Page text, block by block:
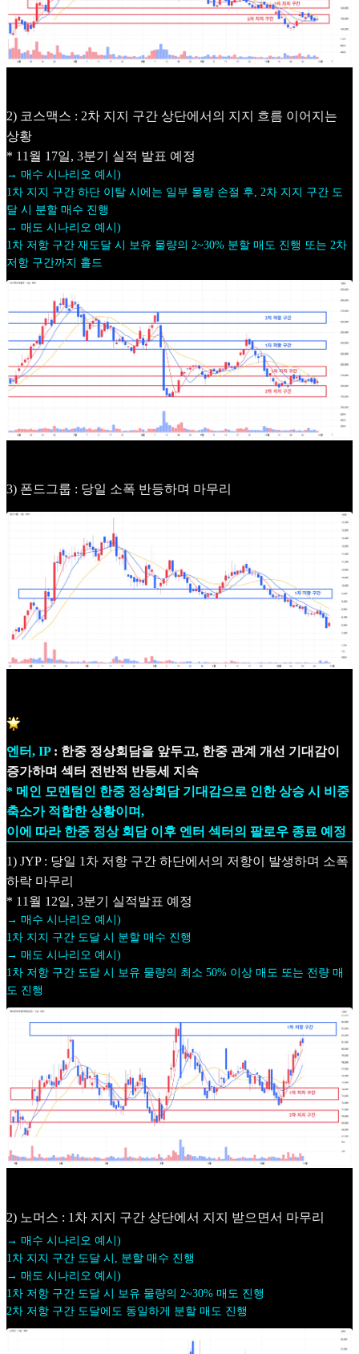
2) 코스맥스 : 2차 지지 구간 상단에서의 지지 흐름 이어지는
상황
* 11월 17일, 3분기 실적 발표 예정
→ 매수 시나리오 예시)
1차 지지 구간 하단 이탈 시에는 일부 물량 손절 후, 2차 지지 구간 도
달 시 분할 매수 진행
→ 매도 시나리오 예시)
1차 저항 구간 재도달 시 보유 물량의 2~30% 분할 매도 진행 또는 2차
저항 구간까지 홀드
3) 폰드그룹 : 당일 소폭 반등하며 마무리
엔터, IP: 한중 정상회담을 앞두고, 한중 관계 개선 기대감이
증가하며 섹터 전반적 반등세 지속
* 메인 모멘텀인 한중 정상회담 기대감으로 인한 상승 시 비중
축소가 적합한 상황이며,
이에 따라 한중 정상 회담 이후 엔터 섹터의 팔로우 종료 예정
1) JYP : 당일 1차 저항 구간 하단에서의 저항이 발생하며 소폭
하락 마무리
* 11월 12일, 3분기 실적발표 예정
→ 매수 시나리오 예시)
1차 지지 구간 도달 시 분할 매수 진행
→ 매도 시나리오 예시)
1차 저항 구간 도달 시 보유 물량의 최소 50% 이상 매도 또는 전량 매
도 진행
2) 노머스 : 1차 지지 구간 상단에서 지지 받으면서 마무리
→ 매수 시나리오 예시)
1차 지지 구간 도달 시, 분할 매수 진행
→ 매도 시나리오 예시)
1차 저항 구간 도달 시 보유 물량의 2~30% 매도 진행
2차 저항 구간 도달에도 동일하게 분할 매도 진행